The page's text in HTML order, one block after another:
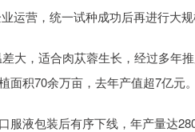
运营，统一试种成功后再进行大
大，适合肉苁蓉生长，经过多年
积70余万亩，去年产值超7亿元。
服液包装后有序下线，年产量达